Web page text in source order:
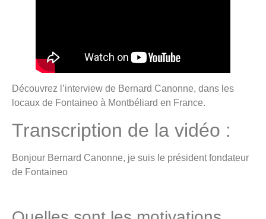
Découvrez l’interview de Bernard Canonne, dans les
locaux de Fontaineo à Montbéliard en France.
Transcription de la vidéo :
Bonjour Bernard Canonne, je suis le président fondateur
de Fontaineo